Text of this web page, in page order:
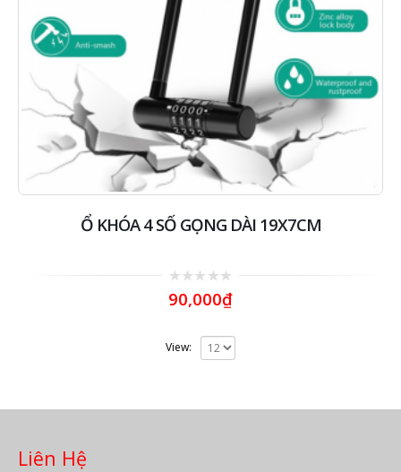
Ổ KHÓA 4 SỐ GỌNG DÀI 19X7CM
0
out
90,000₫
View:
Liên Hệ